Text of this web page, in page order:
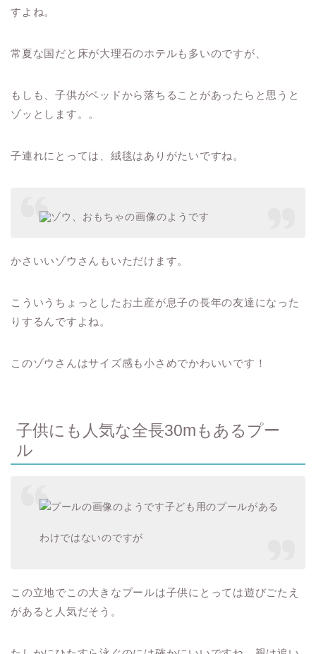
すよね。
常夏な国だと床が大理石のホテルも多いのですが、
もしも、子供がベッドから落ちることがあったらと思うと
ゾッとします。。
子連れにとっては、絨毯はありがたいですね。
かさいいゾウさんもいただけます。
こういうちょっとしたお土産が息子の長年の友達になった
りするんですよね。
このゾウさんはサイズ感も小さめでかわいいです！
子供にも人気な全長30mもあるプー
ル
子ども用のプールがある
わけではないのですが
この立地でこの大きなプールは子供にとっては遊びごたえ
があると人気だそう。